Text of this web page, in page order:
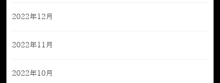
2022年12月
2022年11月
2022年10月